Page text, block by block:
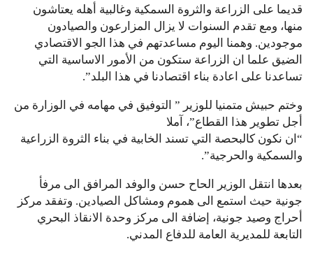
قديما على الزراعة والثروة السمكية وغالبية أهله يعتاشون
منها، ومع تقدم السنوات لا يزال المزارعون والصيادون
موجودين. وهمنا اليوم مساعدتهم في هذا الجو الاقتصادي
الضيق علما ان الزراعة ستكون من الأمور الاساسية التي
تساعدنا على اعادة بناء اقتصادنا في هذا البلد”.
وختم حبيش متمنيا للوزير ” التوفيق في مهامه في الوزارة من
أجل تطوير هذا القطاع”، آملا
“ان نكون كالبحصة التي تسند الخابية في بناء الثروة الزراعية
والسمكية والحرجية”.
بعدها انتقل الوزير الحاح حسن والوفد المرافق الى مرفأ
جونية حيث استمع الى هموم ومشاكل الصيادين. وتفقد مركز
أحراج وصيد جونية، إضافة الى مركز وحدة الانقاذ البحري
التابعة للمديرية العامة للدفاع المدني.